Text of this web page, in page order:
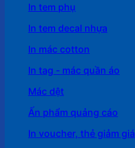
In tem phụ
In tem decal nhựa
In mác cotton
In tag - mác quần áo
Mác dệt
Ấn phẩm quảng cáo
In voucher, thẻ giảm giá